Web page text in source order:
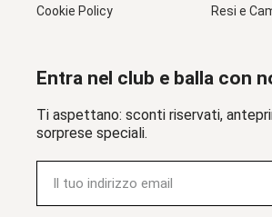
Cookie Policy
Resi e
Entra nel club e balla con
Ti aspettano: sconti riservati,
sorprese speciali.